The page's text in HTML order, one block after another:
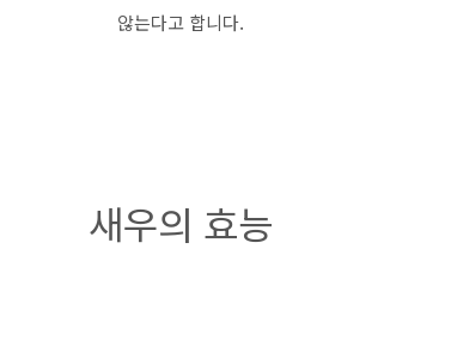
않는다고 합니다.
새우의 효능